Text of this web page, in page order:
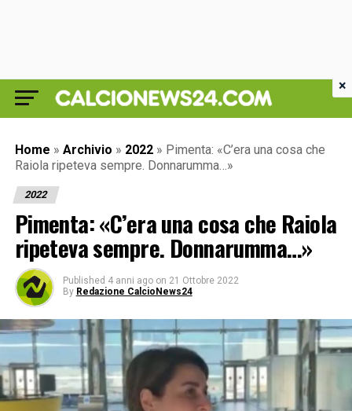
Home » Archivio » 2022 » Pimenta: «C’era una cosa che
Raiola ripeteva sempre. Donnarumma…»
2022
Pimenta: «C’era una cosa che Raiola
ripeteva sempre. Donnarumma…»
Published 4 anni ago on 21 Ottobre 2022
By Redazione CalcioNews24
×